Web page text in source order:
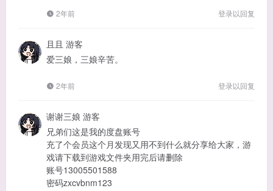
2年前 登录以回复
且且 游客
爱三娘，三娘辛苦。
2年前 登录以回复
谢谢三娘 游客
兄弟们这是我的度盘账号
充了个会员这个月发现又用不到什么就分享给大家，游
戏请下载到游戏文件夹用完后请删除
账号13005501588
密码zxcvbnm123